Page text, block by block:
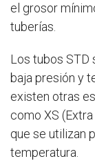
el grosor
tuberías.
Los tubos STD
baja presión y
existen otras
como XS
que se utilizan
temperatura.